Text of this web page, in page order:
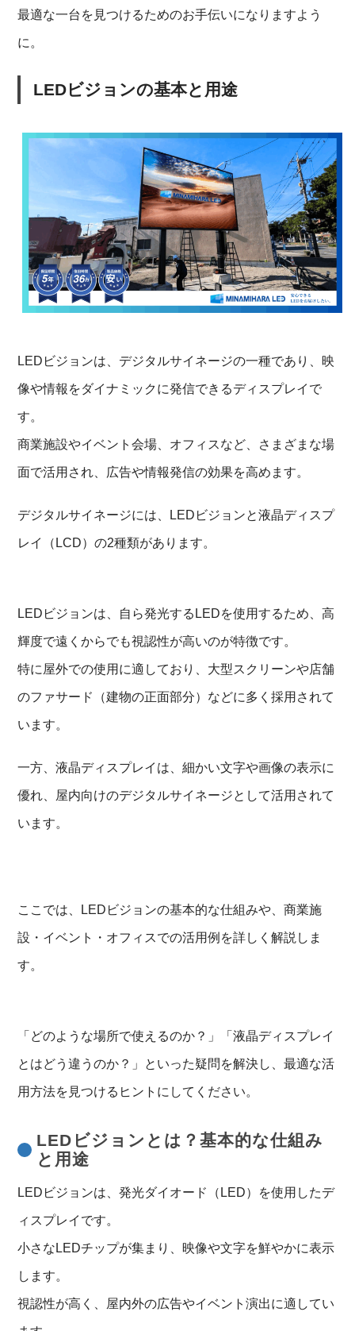
最適な一台を見つけるためのお手伝いになりますよう
に。
LEDビジョンの基本と用途
LEDビジョンは、デジタルサイネージの一種であり、映
像や情報をダイナミックに発信できるディスプレイで
す。
商業施設やイベント会場、オフィスなど、さまざまな場
面で活用され、広告や情報発信の効果を高めます。
デジタルサイネージには、LEDビジョンと液晶ディスプ
レイ（LCD）の2種類があります。
LEDビジョンは、自ら発光するLEDを使用するため、高
輝度で遠くからでも視認性が高いのが特徴です。
特に屋外での使用に適しており、大型スクリーンや店舗
のファサード（建物の正面部分）などに多く採用されて
います。
一方、液晶ディスプレイは、細かい文字や画像の表示に
優れ、屋内向けのデジタルサイネージとして活用されて
います。
ここでは、LEDビジョンの基本的な仕組みや、商業施
設・イベント・オフィスでの活用例を詳しく解説しま
す。
「どのような場所で使えるのか？」「液晶ディスプレイ
とはどう違うのか？」といった疑問を解決し、最適な活
用方法を見つけるヒントにしてください。
LEDビジョンとは？基本的な仕組み
と用途
LEDビジョンは、発光ダイオード（LED）を使用したデ
ィスプレイです。
小さなLEDチップが集まり、映像や文字を鮮やかに表示
します。
視認性が高く、屋内外の広告やイベント演出に適してい